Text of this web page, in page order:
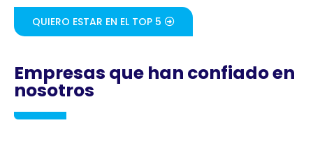
QUIERO ESTAR EN EL TOP 5
Empresas que han confiado en
nosotros